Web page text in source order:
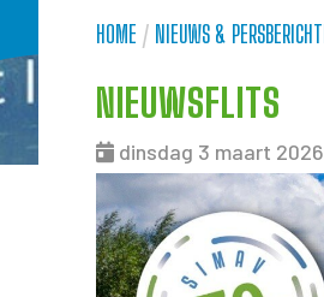
HOME / NIEUWS &
NIEUWSFLITS
dinsdag 3 maart 2026